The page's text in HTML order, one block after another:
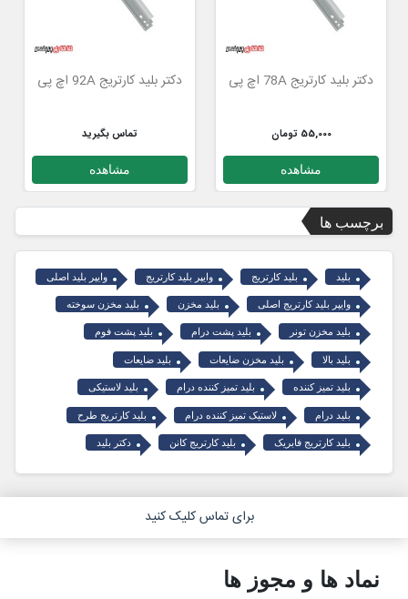
دکتر بلید کارتریج 78A اچ پی
55,000 تومان
مشاهده
دکتر بلید کارتریج 92A اچ پی
تماس بگیرید
مشاهده
برچسب ها
بلید بلید کارتریج وایپر بلید کارتریج وایپر بلید اصلی
وایپر بلید کارتریج اصلی بلید مخزن بلید مخزن سوخته
بلید مخزن تونر بلید پشت درام بلید پشت فوم
بلید بالا بلید مخزن ضایعات بلید ضایعات
بلید تمیز کننده بلید تمیز کننده درام بلید لاستیکی
بلید درام لاستیک تمیز کننده درام بلید کارتریج طرح
بلید کارتریج فابریک بلید کارتریج کانن دکتر بلید
برای تماس کلیک کنید
نماد ها و مجوز ها